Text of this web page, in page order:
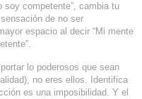
soy competente”, cambia tu
de no ser
espacio al decir “Mi mente
lo poderosos que sean
no eres ellos. Identifica
es una imposibilidad. Y el